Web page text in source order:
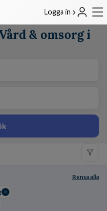
Logga in
& omsorg i
Rensa alla